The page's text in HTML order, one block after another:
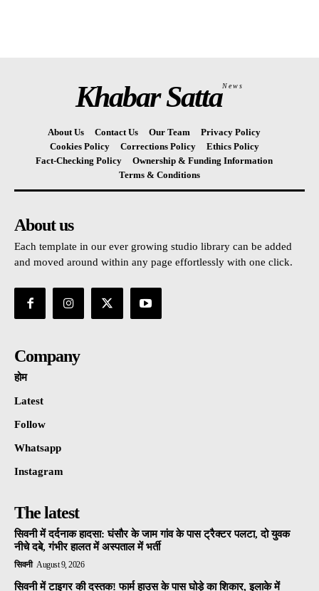
Khabar SattaNews
About Us Contact Us Our Team
Privacy Policy
Cookies Policy
Corrections Policy
Ethics Policy
Fact-Checking Policy
Ownership & Funding Information
Terms & Conditions
About us
Each template in our ever growing studio library can be added
and moved around within any page effortlessly with one click.
Company
होम
Latest
Follow
Whatsapp
Instagram
The latest
सिवनी में दर्दनाक हादसा: घंसौर के जाम गांव के पास ट्रैक्टर पलटा, दो युवक
नीचे दबे, गंभीर हालत में अस्पताल में भर्ती
सिवनी August 9, 2026
सिवनी में टाइगर की दस्तक! फार्म हाउस के पास घोड़े का शिकार, इलाके में